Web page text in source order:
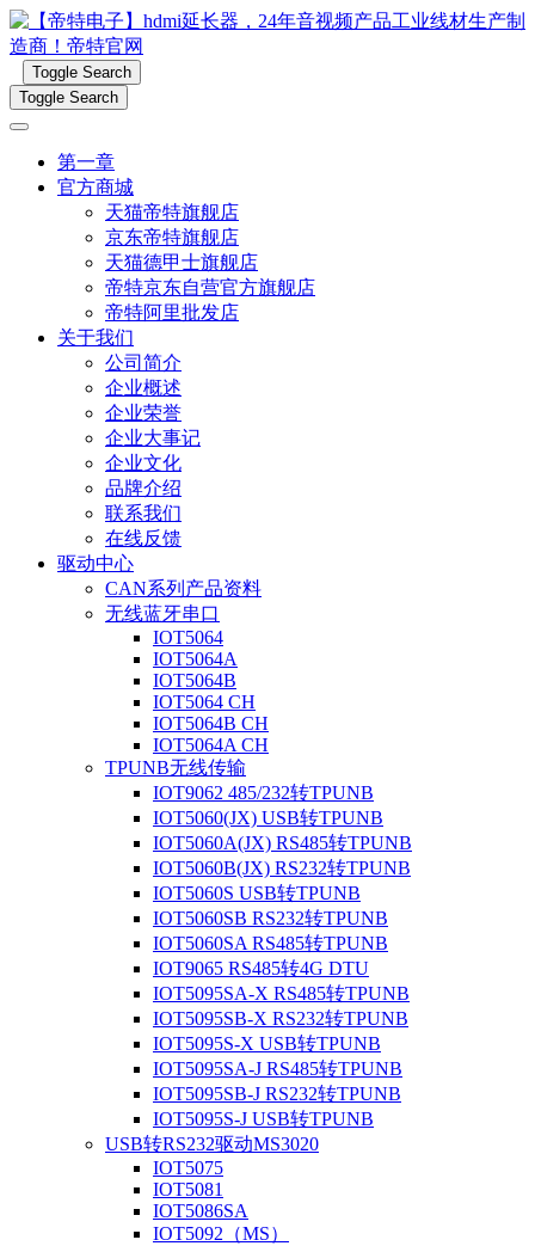
Toggle Search
Toggle Search
第一章
官方商城
天猫帝特旗舰店
京东帝特旗舰店
天猫德甲士旗舰店
帝特京东自营官方旗舰店
帝特阿里批发店
关于我们
公司简介
企业概述
企业荣誉
企业大事记
企业文化
品牌介绍
联系我们
在线反馈
驱动中心
CAN系列产品资料
无线蓝牙串口
IOT5064
IOT5064A
IOT5064B
IOT5064 CH
IOT5064B CH
IOT5064A CH
TPUNB无线传输
IOT9062 485/232转TPUNB
IOT5060(JX) USB转TPUNB
IOT5060A(JX) RS485转TPUNB
IOT5060B(JX) RS232转TPUNB
IOT5060S USB转TPUNB
IOT5060SB RS232转TPUNB
IOT5060SA RS485转TPUNB
IOT9065 RS485转4G DTU
IOT5095SA-X RS485转TPUNB
IOT5095SB-X RS232转TPUNB
IOT5095S-X USB转TPUNB
IOT5095SA-J RS485转TPUNB
IOT5095SB-J RS232转TPUNB
IOT5095S-J USB转TPUNB
USB转RS232驱动MS3020
IOT5075
IOT5081
IOT5086SA
IOT5092（MS）